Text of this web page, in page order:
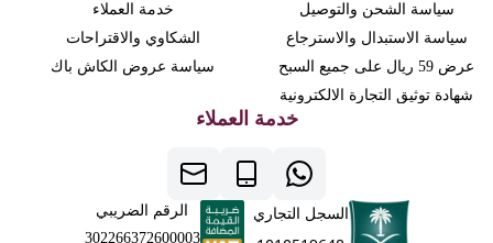
سياسة الشحن والتوصيل
سياسة الاستبدال والاسترجاع
عرض 59 ريال على جميع السبح
شهادة توثيق التجارة الالكترونية
خدمة العملاء
الشكاوي والاقتراحات
سياسة عروض الكاش باك
خدمة العملاء
السجل التجاري
الرقم الضريبي
302266372600003